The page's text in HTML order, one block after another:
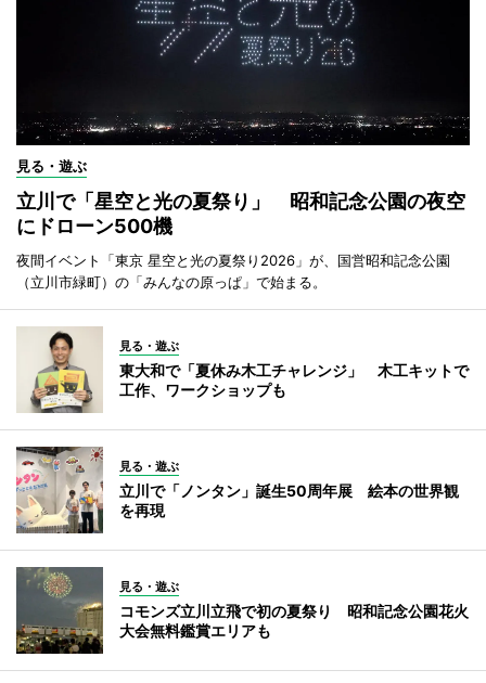
見る・遊ぶ
立川で「星空と光の夏祭り」 昭和記念公園の夜空
にドローン500機
夜間イベント「東京 星空と光の夏祭り2026」が、国営昭和記念公園
（立川市緑町）の「みんなの原っぱ」で始まる。
見る・遊ぶ
東大和で「夏休み木工チャレンジ」 木工キットで
工作、ワークショップも
見る・遊ぶ
立川で「ノンタン」誕生50周年展 絵本の世界観
を再現
見る・遊ぶ
コモンズ立川立飛で初の夏祭り 昭和記念公園花火
大会無料鑑賞エリアも